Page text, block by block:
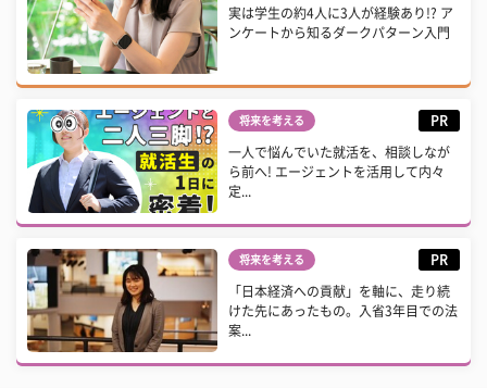
実は学生の約4人に3人が経験あり!? ア
ンケートから知るダークパターン入門
将来を考える PR
一人で悩んでいた就活を、相談しなが
ら前へ! エージェントを活用して内々
定...
将来を考える PR
「日本経済への貢献」を軸に、走り続
けた先にあったもの。入省3年目での法
案...